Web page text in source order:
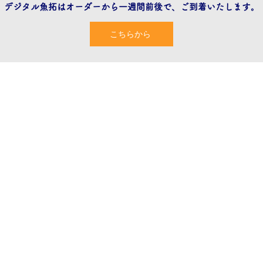
​デジタル魚拓はオーダーから一週間前後で、ご到着いたします。
こちらから